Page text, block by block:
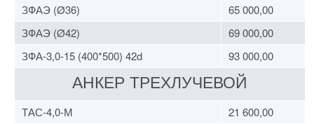
ЗФАЭ (Ø36)
65 000,00
ЗФАЭ (Ø42)
69 000,00
ЗФА-3,0-15 (400*500) 42d
93 000,00
АНКЕР ТРЕХЛУЧЕВОЙ
ТАС-4,0-М
21 600,00